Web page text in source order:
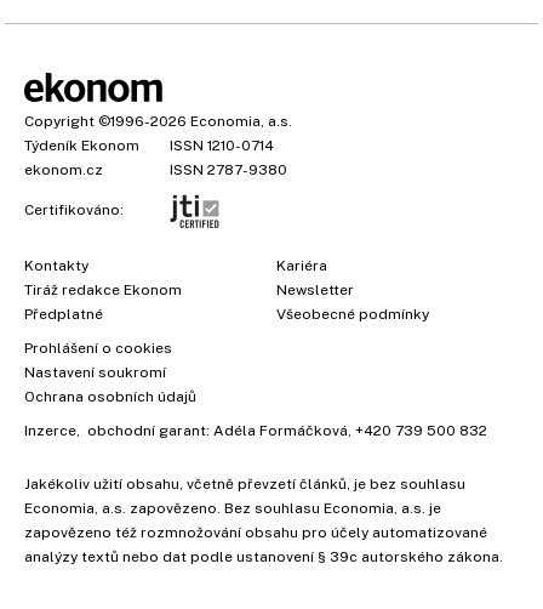
Copyright ©1996-2026 Economia, a.s.
Týdeník Ekonom
ISSN 1210-0714
ekonom.cz
ISSN 2787-9380
Certifikováno:
Kontakty
Tiráž redakce Ekonom
Předplatné
Kariéra
Newsletter
Všeobecné podmínky
Prohlášení o cookies
Nastavení soukromí
Ochrana osobních údajů
Inzerce , obchodní garant: Adéla Formáčková +420 739 500 832
Jakékoliv užití obsahu, včetně převzetí článků, je bez souhlasu
Economia, a.s. zapovězeno. Bez souhlasu Economia, a.s. je
zapovězeno též rozmnožování obsahu pro účely automatizované
analýzy textů nebo dat podle ustanovení § 39c autorského zákona.